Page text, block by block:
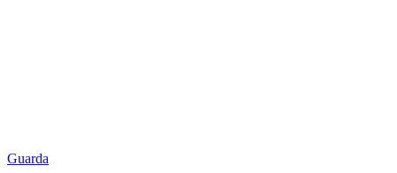
Guarda